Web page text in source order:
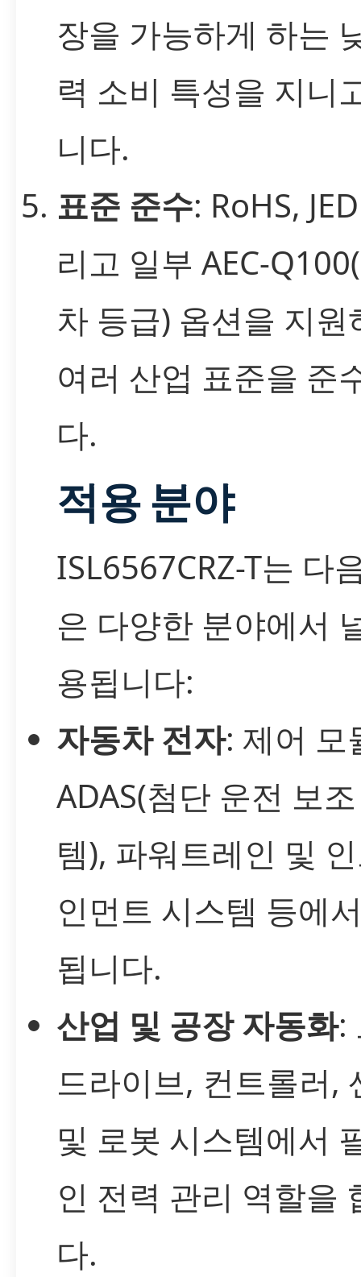
장을 가능하게 하는
력 소비 특성을 지니
니다.
표준 준수: RoHS,
리고 일부 AEC-
차 등급) 옵션을 지원
여러 산업 표준을 준
다.
적용 분야
ISL6567CRZ-T는 다
은 다양한 분야에서
용됩니다:
자동차 전자: 제어 모
ADAS(첨단 운전 보
템), 파워트레인 및
인먼트 시스템 등에
됩니다.
산업 및 공장 자동화:
드라이브, 컨트롤러,
및 로봇 시스템에서
인 전력 관리 역할을
다.